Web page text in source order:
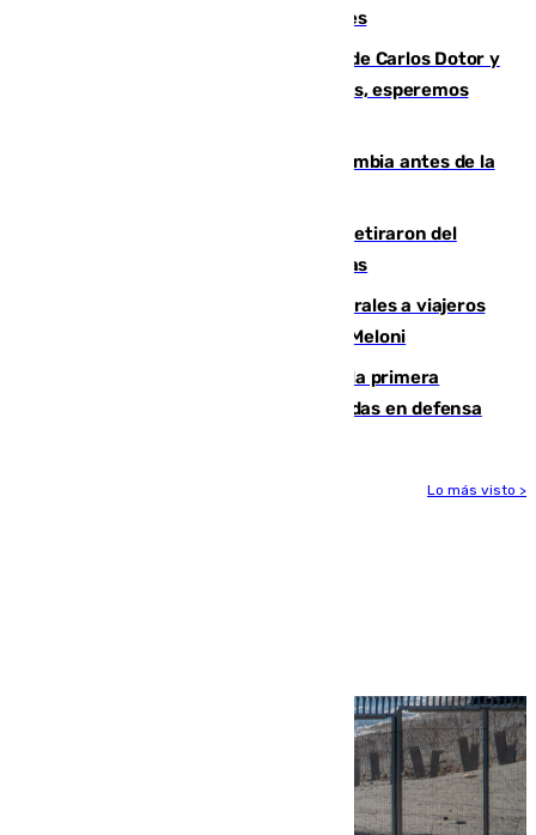
junto a la autovía y al Callejón de Nogales
Juanfran Funes, sobre las lesiones de Carlos Dotor y
Fernando Calero: “Estamos preocupados, esperemos
Felipe VI refuerza los lazos con Colombia antes de la
Fernando Calero y Carlos Dotor se retiraron del
encuentro contra el Ceuta con molestias
España restablece controles temporales a viajeros
procedentes de Italia como repuesta a Meloni
El Málaga cae ante el Ceuta y suma la primera
derrota de la pretemporada dejando dudas en defensa
Lo más visto >